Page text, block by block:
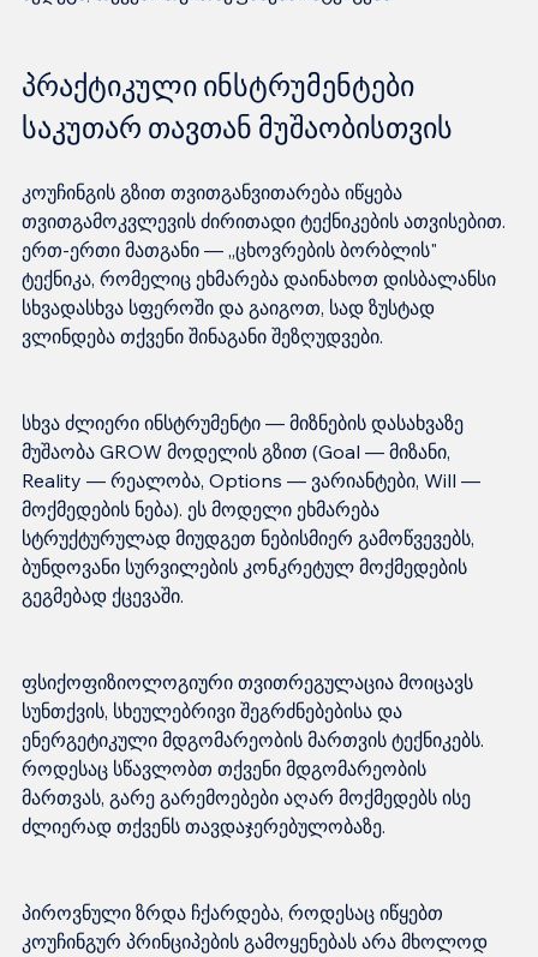
პრაქტიკული ინსტრუმენტები
საკუთარ თავთან მუშაობისთვის
კოუჩინგის გზით თვითგანვითარება იწყება
თვითგამოკვლევის ძირითადი ტექნიკების ათვისებით.
ერთ-ერთი მათგანი — „ცხოვრების ბორბლის"
ტექნიკა, რომელიც ეხმარება დაინახოთ დისბალანსი
სხვადასხვა სფეროში და გაიგოთ, სად ზუსტად
სხვა ძლიერი ინსტრუმენტი — მიზნების დასახვაზე
მუშაობა GROW მოდელის გზით (Goal — მიზანი,
Reality — რეალობა, Options — ვარიანტები, Will —
მოქმედების ნება). ეს მოდელი ეხმარება
სტრუქტურულად მიუდგეთ ნებისმიერ გამოწვევებს,
ბუნდოვანი სურვილების კონკრეტულ მოქმედების
ფსიქოფიზიოლოგიური თვითრეგულაცია მოიცავს
სუნთქვის, სხეულებრივი შეგრძნებებისა და
ენერგეტიკული მდგომარეობის მართვის ტექნიკებს.
როდესაც სწავლობთ თქვენი მდგომარეობის
მართვას, გარე გარემოებები აღარ მოქმედებს ისე
პიროვნული ზრდა ჩქარდება, როდესაც იწყებთ
კოუჩინგურ პრინციპების გამოყენებას არა მხოლოდ